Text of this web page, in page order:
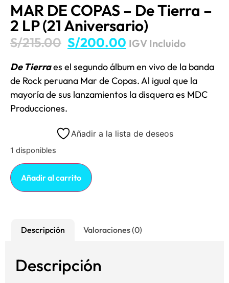
MAR DE COPAS – De Tierra –
2 LP (21 Aniversario)
S/215.00 S/200.00 IGV Incluido
De Tierraes el segundo álbum en vivo de la banda
de Rock peruana Mar de Copas. Al igual que la
mayoría de sus lanzamientos la disquera es MDC
Producciones.
Añadir a la lista de deseos
1 disponibles
Añadir al carrito
Descripción Valoraciones (0)
Descripción